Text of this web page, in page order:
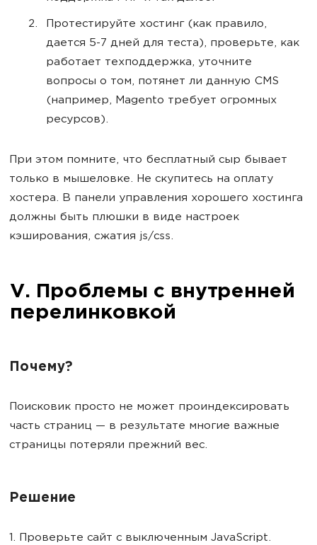
Протестируйте хостинг (как правило,
дается 5-7 дней для теста), проверьте, как
работает техподдержка, уточните
вопросы о том, потянет ли данную CMS
(например, Magento требует огромных
ресурсов).
При этом помните, что бесплатный сыр бывает
только в мышеловке. Не скупитесь на оплату
хостера. В панели управления хорошего хостинга
должны быть плюшки в виде настроек
кэширования, сжатия js/css.
V. Проблемы с внутренней
перелинковкой
Почему?
Поисковик просто не может проиндексировать
часть страниц — в результате многие важные
страницы потеряли прежний вес.
Решение
1. Проверьте сайт с выключенным JavaScript.